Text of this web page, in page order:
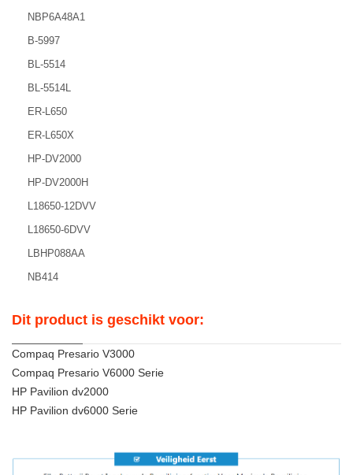
NBP6A48A1
B-5997
BL-5514
BL-5514L
ER-L650
ER-L650X
HP-DV2000
HP-DV2000H
L18650-12DVV
L18650-6DVV
LBHP088AA
NB414
Dit product is geschikt voor:
Compaq Presario V3000
Compaq Presario V6000 Serie
HP Pavilion dv2000
HP Pavilion dv6000 Serie